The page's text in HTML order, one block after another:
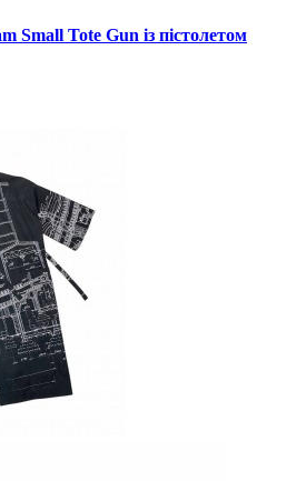
Small Tote Gun із пістолетом